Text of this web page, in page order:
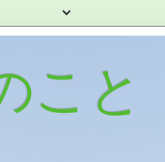
こと